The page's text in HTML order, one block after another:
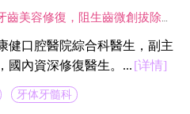
容修復，阻生齒微創拔除，固定義齒二次修復，精密舒適全口義齒製作，現代根管治療技術,熟練應用CAD/CAM及DSD微笑設計等數字化技術於臨床工作中,並成功服務於近萬名新老客戶。
健口腔醫院綜合科醫生，副主
國內資深修復醫生。... [详情]
牙体牙髓科